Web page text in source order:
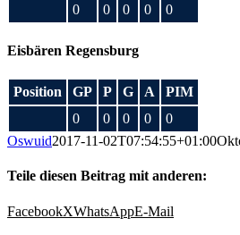
0
0 0 0 0
Eisbären Regensburg
Position GP P G A
PIM
0
0 0 0
0
Oswuid2017-11-02T07:54:55+01:00
Teile diesen Beitrag mit anderen:
FacebookXWhatsAppE-Mail